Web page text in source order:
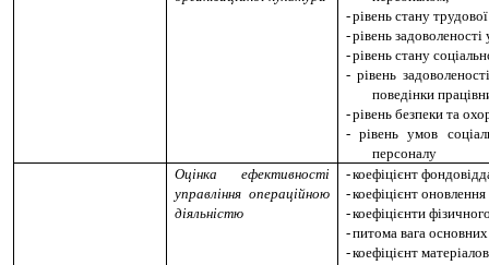
-рівень стану
-рівень
-рівень стану
- рівень
поведінки
-рівень безпеки та
- рівень умов
персоналу
Оцінка ефективності
управління операційною
діяльністю
-коефіцієнт
-коефіцієнт
-коефіцієнти
-питома вага
-коефіцієнт